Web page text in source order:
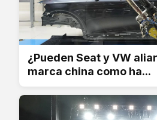
¿Pueden Seat y VW
marca china como ha...